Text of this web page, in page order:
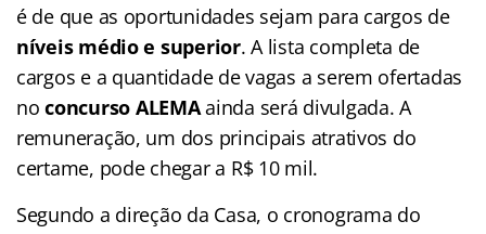
é de que as oportunidades sejam para cargos de
níveis médio e superior. A lista completa de
cargos e a quantidade de vagas a serem ofertadas
noconcurso ALEMAainda será divulgada. A
remuneração, um dos principais atrativos do
certame, pode chegar a R$ 10 mil.
Segundo a direção da Casa, o cronograma do